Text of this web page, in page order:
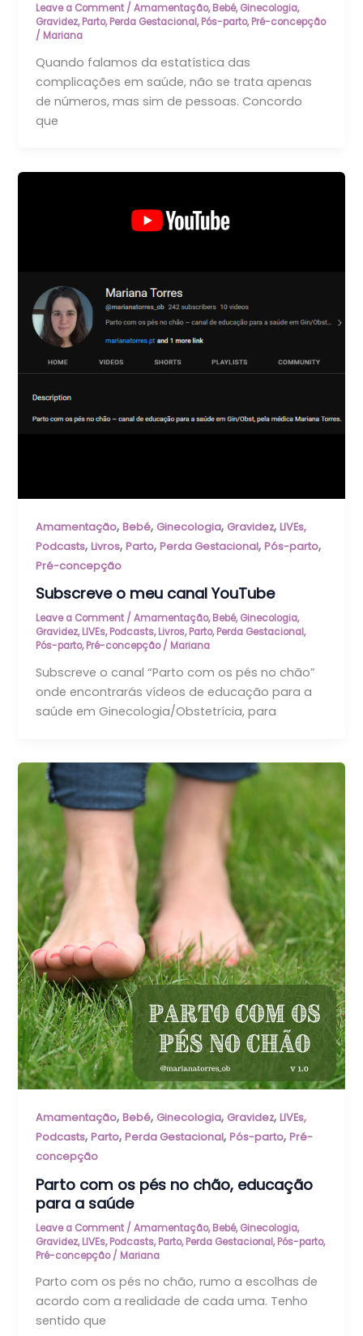
Leave a Comment /Amamentação,Bebé,Ginecologia,
Gravidez,Parto,Perda Gestacional,Pós-parto,Pré-concepção
/ Mariana
Quando falamos da estatística das
complicações em saúde, não se trata apenas
de números, mas sim de pessoas. Concordo
que
Amamentação,Bebé, Ginecologia, Gravidez,LIVEs,
Podcasts,Livros,Parto,Perda Gestacional,Pós-parto,
Pré-concepção
Subscreve o meu canal YouTube
Leave a Comment /Amamentação,Bebé,Ginecologia,
Gravidez,LIVEs, Podcasts,Livros,Parto,Perda Gestacional,
Pós-parto,Pré-concepção/ Mariana
Subscreve o canal “Parto com os pés no chão”
onde encontrarás vídeos de educação para a
saúde em Ginecologia/Obstetrícia, para
Amamentação,Bebé, Ginecologia, Gravidez,LIVEs,
Podcasts,Parto,Perda Gestacional,Pós-parto,Pré-
concepção
Parto com os pés no chão, educação
para a saúde
Leave a Comment /Amamentação,Bebé,Ginecologia,
Gravidez,LIVEs, Podcasts,Parto,Perda Gestacional,Pós-parto,
Pré-concepção/ Mariana
Parto com os pés no chão, rumo a escolhas de
acordo com a realidade de cada uma. Tenho
sentido que